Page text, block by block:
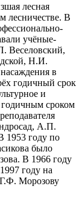
лесная
лесничестве. В
учёные-
Веселовский,
Н.И.
в
годичный срок
и
годичным сроком
А.П.
1953 году по
было
В 1966 году
году на
Морозову